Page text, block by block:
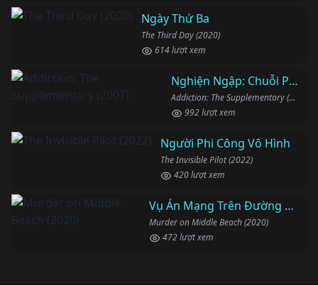
Ngày Thứ Ba
The Third Day (2020)
614 lượt xem
Nghiện Ngập: Chuỗi Phim Bổ Trợ
Addiction: The Supplementary (2007)
992 lượt xem
Người Phi Công Vô Hình
The Invisible Pilot (2022)
420 lượt xem
Vụ Án Mạng Trên Đường Middle Beach
Murder on Middle Beach (2020)
472 lượt xem